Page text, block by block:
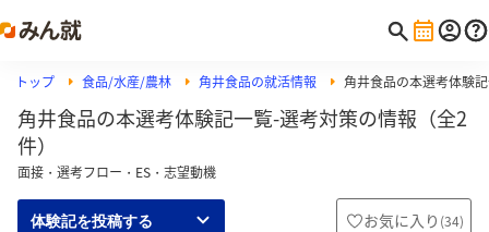
トップ 食品/水産/農林 角井食品の就活情報 角井食品の本選考体験
角井食品の本選考体験記一覧-選考対策の情報（全2
件）
面接・選考フロー・ES・志望動機
体験記を投稿する お気に入り (34)